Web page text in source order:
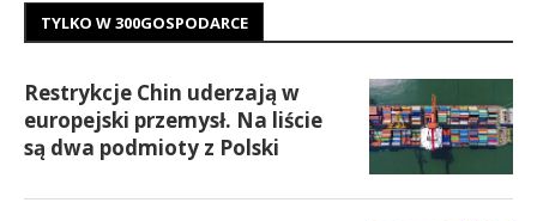
TYLKO W 300GOSPODARCE
Restrykcje Chin uderzają w
europejski przemysł. Na liście
są dwa podmioty z Polski